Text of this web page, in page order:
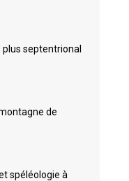
plus septentrional
de
spéléologie à